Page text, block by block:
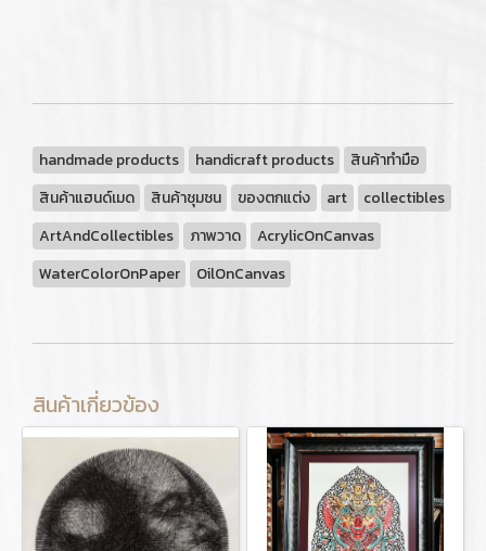
handmade products handicraft products
สินค้าทำมือ
สินค้าแฮนด์เมด
สินค้าชุมชน ของตกแต่ง art
collectibles
ArtAndCollectibles
ภาพวาด
AcrylicOnCanvas
WaterColorOnPaper
OilOnCanvas
สินค้าเกี่ยวข้อง